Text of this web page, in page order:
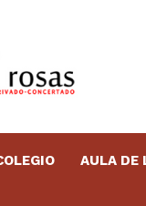
AULA DE